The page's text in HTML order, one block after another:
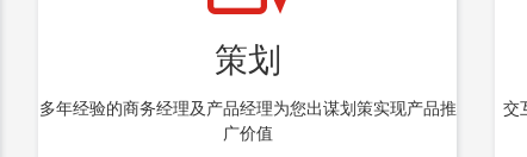
策划
多年经验的商务经理及产品经理为您出谋划策实现产品推
广价值
交